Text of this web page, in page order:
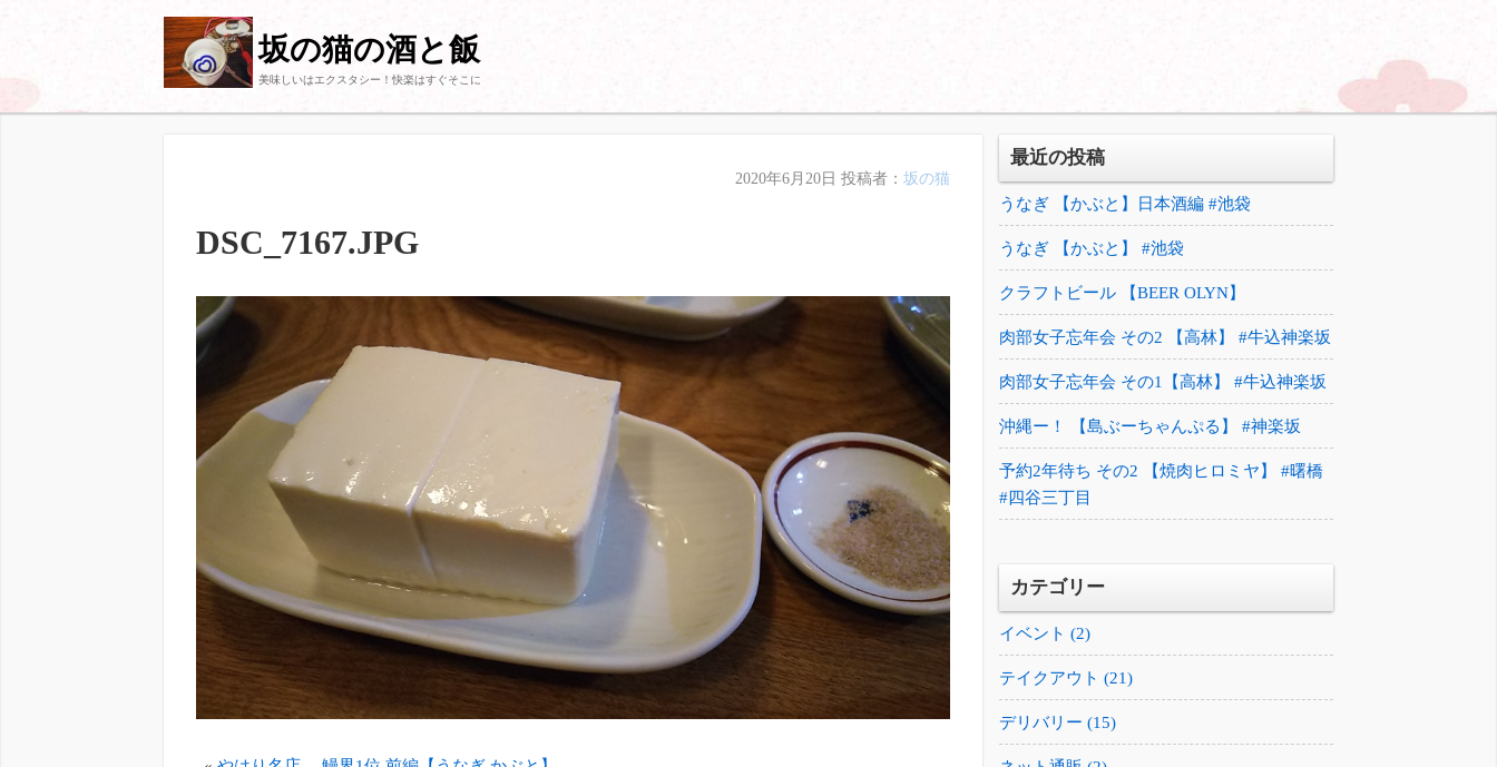
坂の猫の酒と飯
美味しいはエクスタシー！快楽はすぐそこに
2020年6月20日 投稿者： 坂の猫
DSC_7167.JPG
最近の投稿
うなぎ 【かぶと】日本酒編 #池袋
うなぎ 【かぶと】 #池袋
クラフトビール 【BEER OLYN】
肉部女子忘年会 その2 【高林】 #牛込神楽坂
肉部女子忘年会 その1【高林】 #牛込神楽坂
沖縄ー！ 【島ぶーちゃんぷる】 #神楽坂
予約2年待ち その2 【焼肉ヒロミヤ】 #曙橋
#四谷三丁目
カテゴリー
イベント (2)
テイクアウト (21)
デリバリー (15)